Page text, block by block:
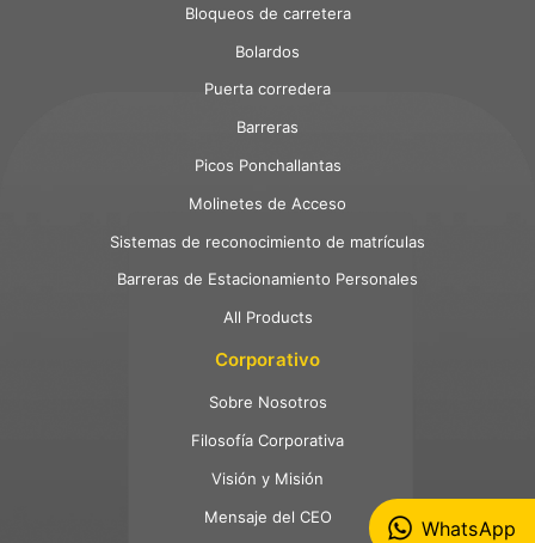
WhatsApp
Bloqueos de carretera
Bolardos
Puerta corredera
Barreras
Picos Ponchallantas
Molinetes de Acceso
Sistemas de reconocimiento de matrículas
Barreras de Estacionamiento Personales
All Products
Corporativo
Sobre Nosotros
Filosofía Corporativa
Visión y Misión
Mensaje del CEO